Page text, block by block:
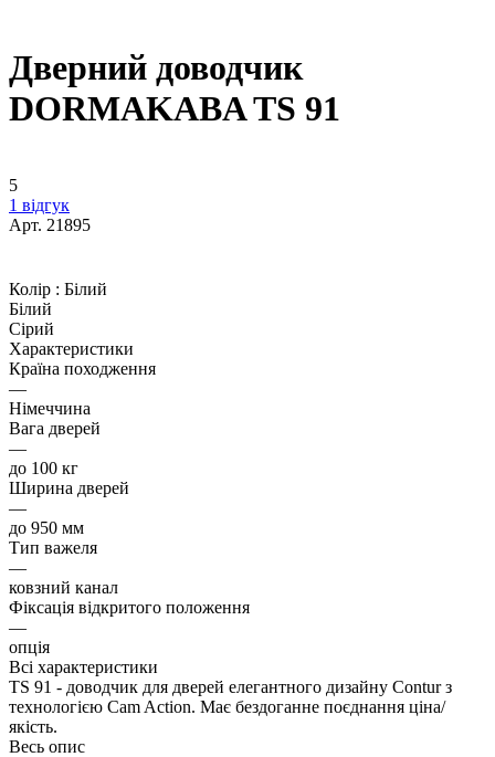
Дверний доводчик
DORMAKABA TS 91
5
1 відгук
Арт. 21895
Колір : Білий
Білий
Сірий
Характеристики
Країна походження
—
Німеччина
Вага дверей
—
до 100 кг
Ширина дверей
—
до 950 мм
Тип важеля
—
ковзний канал
Фіксація відкритого положення
—
опція
Всі характеристики
TS 91 - доводчик для дверей елегантного дизайну Contur з
технологією Cam Action. Має бездоганне поєднання ціна/
якість.
Весь опис